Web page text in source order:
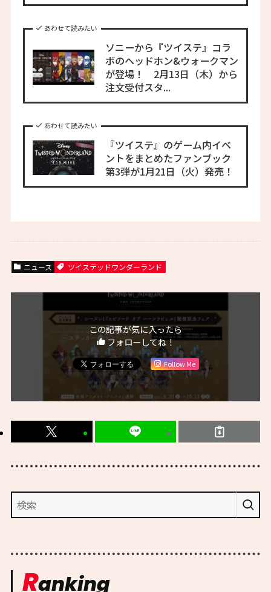
あわせて読みたい
ソニーから『ツイステ』コラ
ボのヘッドホン&ウォークマン
が登場！ 2月13日（木）から
注文受付スタ...
あわせて読みたい
『ツイステ』のゲーム内イベ
ントをまとめたファンブック
第3弾が1月21日（火）発売！
ニュース ツイステッドワンダーランド
この記事が気に入ったら
フォローしてね！
Follow Me
Ranking